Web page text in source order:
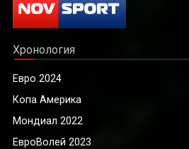
Хронология
Евро 2024
Копа Америка
Мондиал 2022
ЕвроВолей 2023